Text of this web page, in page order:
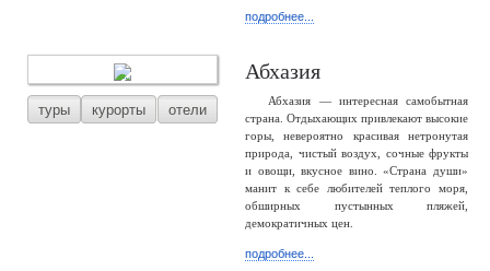
подробнее...
туры курорты отели
Абхазия
Абхазия — интересная самобытная
страна. Отдыхающих привлекают высокие
горы, невероятно красивая нетронутая
природа, чистый воздух, сочные фрукты
и овощи, вкусное вино. «Страна души»
манит к себе любителей теплого моря,
обширных пустынных пляжей,
демократичных цен.
подробнее...